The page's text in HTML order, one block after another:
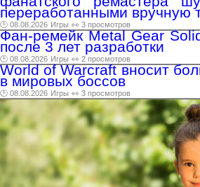
переработанными вручную
🕑 08.08.2026 Игры 👀 3 просмотров
Фан-ремейк Metal Gear
после 3 лет разработки
🕑 08.08.2026 Игры 👀 2 просмотров
World of Warcraft вносит
в мировых боссов
🕑 08.08.2026 Игры 👀 3 просмотров